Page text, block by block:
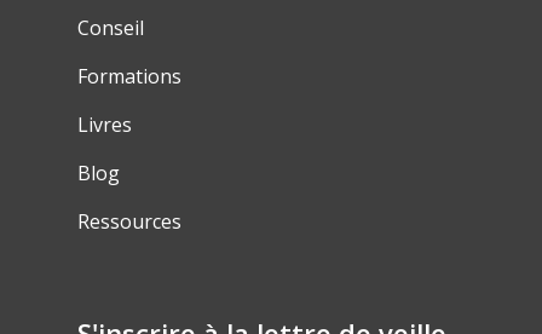
Conseil
Formations
Livres
Blog
Ressources